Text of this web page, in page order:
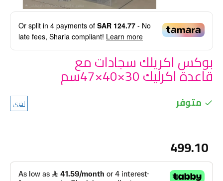
Or split in 4 payments of SAR 124.77 - No
late fees, Sharia compliant! Learn more
بوكس اكريلك سجادات مع
قاعدة اكرليك 30×40×47سم
متوفر اخرى
499.10